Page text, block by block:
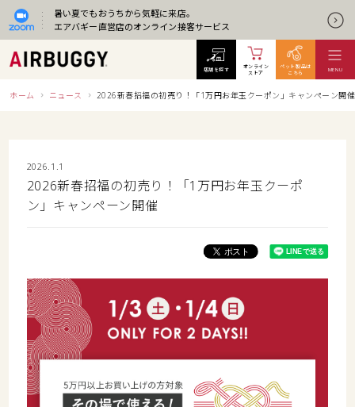
暑い夏でもおうちから気軽に来店。
エアバギー直営店のオンライン接客サービス
ホーム ニュース 2026新春招福の初売り！「1万円お年玉クーポン」キャンペーン開催
2026.1.1
2026新春招福の初売り！「1万円お年玉クーポ
ン」キャンペーン開催
店舗を探す
オンライン
ストア
ペット製品は
こちら
MENU